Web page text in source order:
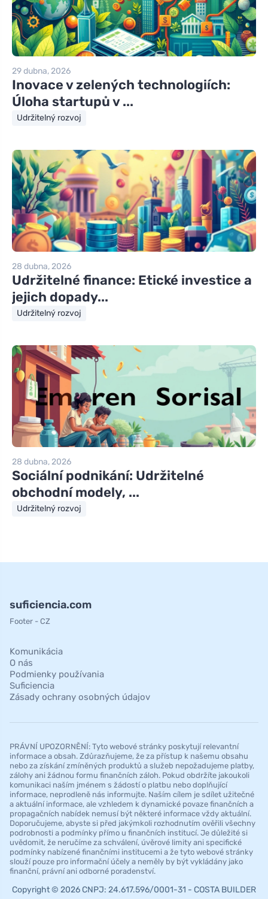
29 dubna, 2026
Inovace v zelených technologiích:
Úloha startupů v ...
Udržitelný rozvoj
28 dubna, 2026
Udržitelné finance: Etické investice a
jejich dopady...
Udržitelný rozvoj
28 dubna, 2026
Sociální podnikání: Udržitelné
obchodní modely, ...
Udržitelný rozvoj
suficiencia.com
Footer - CZ
Komunikácia
O nás
Podmienky používania
Suficiencia
Zásady ochrany osobných údajov
PRÁVNÍ UPOZORNĚNÍ: Tyto webové stránky poskytují relevantní
informace a obsah. Zdůrazňujeme, že za přístup k našemu obsahu
nebo za získání zmíněných produktů a služeb nepožadujeme platby,
zálohy ani žádnou formu finančních záloh. Pokud obdržíte jakoukoli
komunikaci naším jménem s žádostí o platbu nebo doplňující
informace, neprodleně nás informujte. Naším cílem je sdílet užitečné
a aktuální informace, ale vzhledem k dynamické povaze finančních a
propagačních nabídek nemusí být některé informace vždy aktuální.
Doporučujeme, abyste si před jakýmkoli rozhodnutím ověřili všechny
podrobnosti a podmínky přímo u finančních institucí. Je důležité si
uvědomit, že neručíme za schválení, úvěrové limity ani specifické
podmínky nabízené finančními institucemi a že tyto webové stránky
slouží pouze pro informační účely a neměly by být vykládány jako
finanční, právní ani odborné poradenství.
Copyright © 2026 CNPJ: 24.617.596/0001-31 - COSTA BUILDER